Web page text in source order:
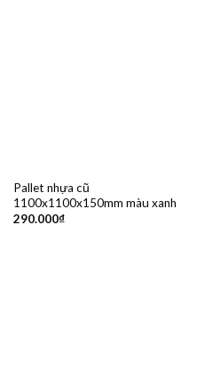
Pallet nhựa cũ
1100x1100x150mm màu xanh
290.000₫